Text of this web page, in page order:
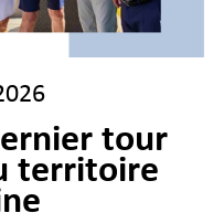
tour
territoire